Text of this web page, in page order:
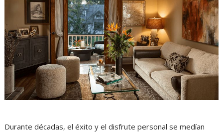
Durante décadas, el éxito y el disfrute personal se medían